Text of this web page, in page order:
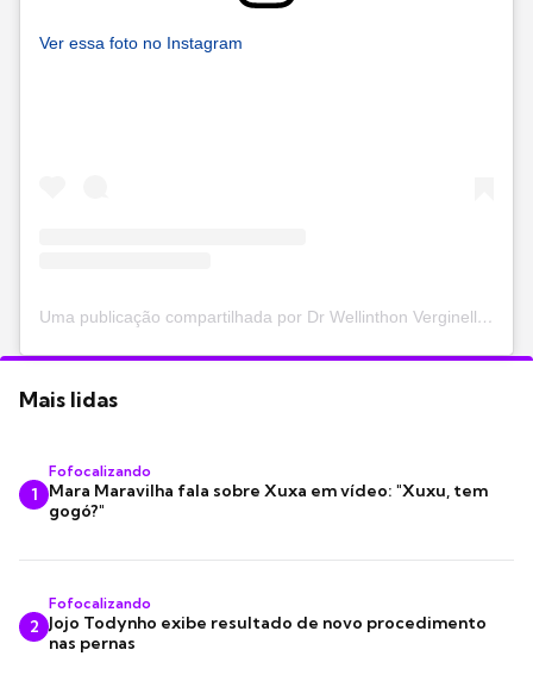
Ver essa foto no Instagram
Uma publicação compartilhada por Dr Wellinthon Verginelli (@dr.verginelli)
Mais lidas
1
Fofocalizando
Mara Maravilha fala sobre Xuxa em vídeo: "Xuxu, tem
gogó?"
2
Fofocalizando
Jojo Todynho exibe resultado de novo procedimento
nas pernas